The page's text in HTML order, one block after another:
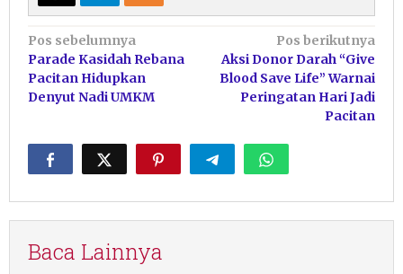
Navigasi
pos
Pos sebelumnya
Parade Kasidah Rebana
Pacitan Hidupkan
Denyut Nadi UMKM
Pos berikutnya
Aksi Donor Darah “Give
Blood Save Life” Warnai
Peringatan Hari Jadi
Pacitan
Baca Lainnya